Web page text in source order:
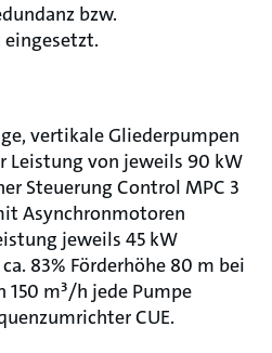
bzw.
vertikale Gliederpumpen
Leistung von jeweils 90 kW
Steuerung Control MPC 3
Asynchronmotoren
jeweils 45 kW
83% Förderhöhe 80 m bei
150 m³/h jede Pumpe
CUE.